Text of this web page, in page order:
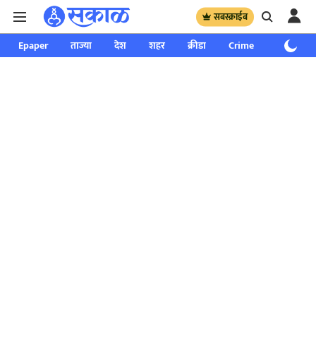
सबस्क्राईब
Epaper ताज्या देश शहर क्रीडा Crime साप्ताहिक